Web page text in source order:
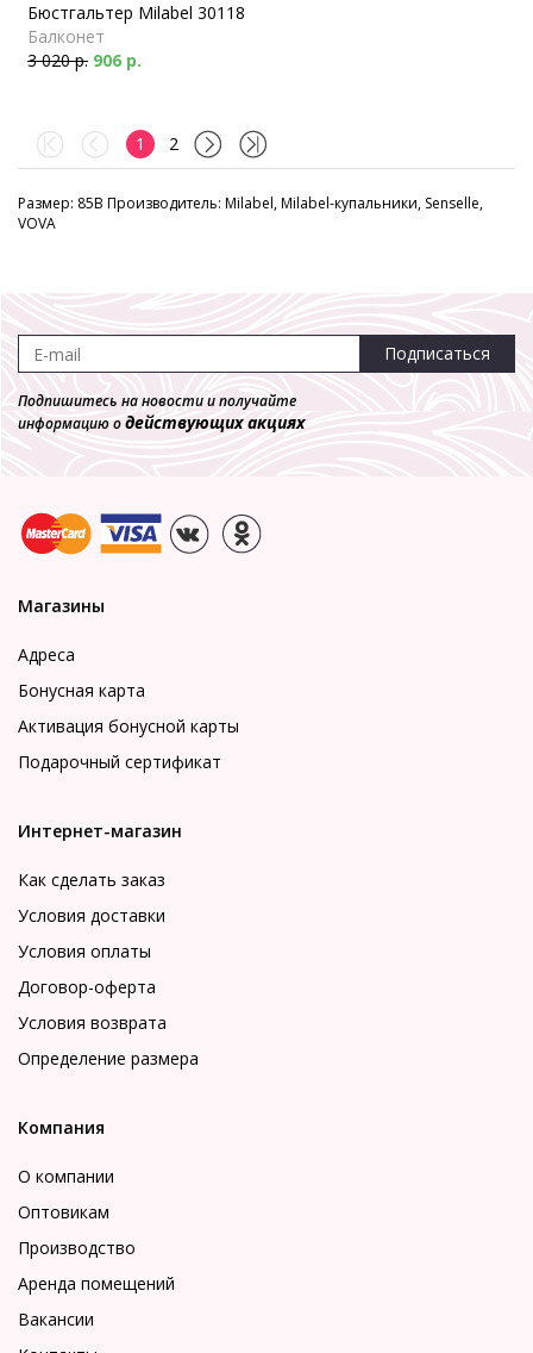
Бюстгальтер Milabel 30118
Балконет
3 020 р. 906 р.
1 2
Размер: 85B Производитель: Milabel, Milabel-купальники, Senselle,
VOVA
Подписаться
Подпишитесь на новости и получайте
информацию одействующих акциях
Магазины
Адреса
Бонусная карта
Активация бонусной карты
Подарочный сертификат
Интернет-магазин
Как сделать заказ
Условия доставки
Условия оплаты
Договор-оферта
Условия возврата
Определение размера
Компания
О компании
Оптовикам
Производство
Аренда помещений
Вакансии